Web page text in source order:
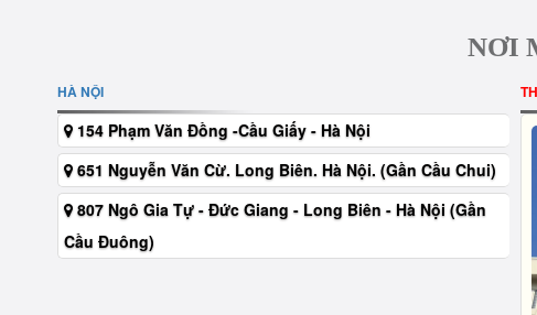
NƠI
HÀ NỘI
154 Phạm Văn Đồng -Cầu Giấy - Hà Nội
651 Nguyễn Văn Cừ. Long Biên. Hà Nội. (Gần Cầu Chui)
807 Ngô Gia Tự - Đức Giang - Long Biên - Hà Nội (Gần
Cầu Đuông)